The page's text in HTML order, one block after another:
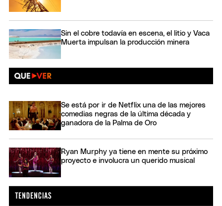
Sin el cobre todavía en escena, el litio y Vaca
Muerta impulsan la producción minera
Se está por ir de Netflix una de las mejores
comedias negras de la última década y
ganadora de la Palma de Oro
Ryan Murphy ya tiene en mente su próximo
proyecto e involucra un querido musical